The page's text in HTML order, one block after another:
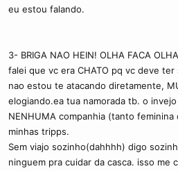
eu estou falando.
3- BRIGA NAO HEIN! OLHA FACA
falei que vc era CHATO pq vc deve ter
nao estou te atacando diretamente,
elogiando.ea tua namorada tb. o
NENHUMA companhia (tanto feminina
minhas tripps.
Sem viajo sozinho(dahhhh) digo
ninguem pra cuidar da casca. isso me